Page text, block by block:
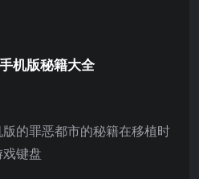
机版秘籍大全
的罪恶都市的秘籍在移植时
键盘